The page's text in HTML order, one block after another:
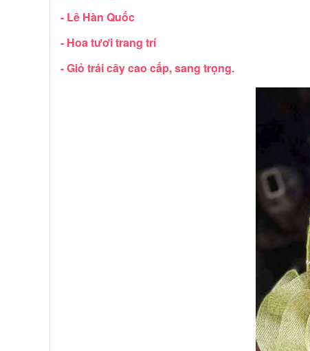
- Lê Hàn Quốc
- Hoa tươi trang trí
- Giỏ trái cây cao cấp, sang trọng.